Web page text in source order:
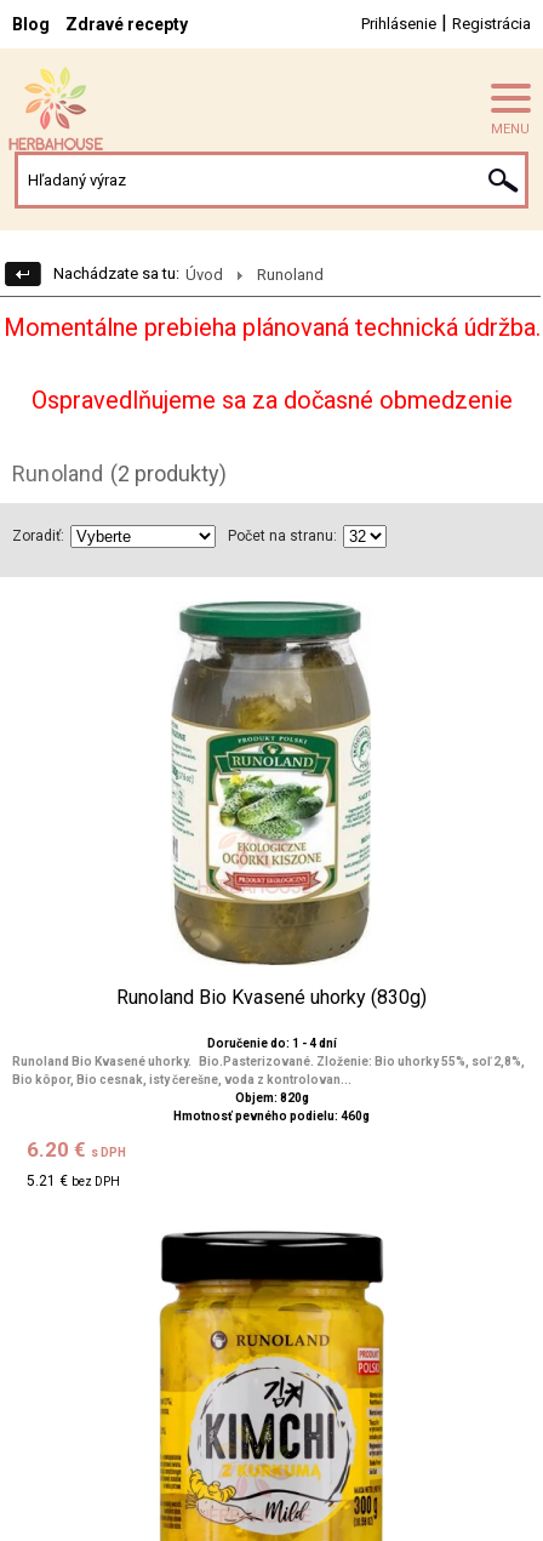
Blog Zdravé recepty Prihlásenie | Registrácia
MENU
Nachádzate sa tu: Úvod Runoland
Momentálne prebieha plánovaná technická údržba.
Ospravedlňujeme sa za dočasné obmedzenie
Runoland (2 produkty)
Zoradiť: Počet na stranu:
Runoland Bio Kvasené uhorky (830g)
Doručenie do: 1 - 4 dní
Runoland Bio Kvasené uhorky. Bio.Pasterizované. Zloženie: Bio uhorky 55%, soľ 2,8%,
Bio kôpor, Bio cesnak, isty čerešne, voda z kontrolovan...
Objem: 820g
Hmotnosť pevného podielu: 460g
6.20 € s DPH
5.21 € bez DPH